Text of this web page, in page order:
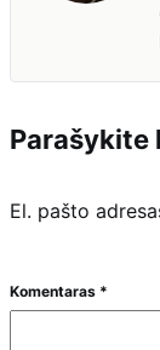
Parašykite
El. pašto
Komentaras *